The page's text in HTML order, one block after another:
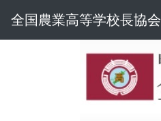
全国農業高等学校長協会